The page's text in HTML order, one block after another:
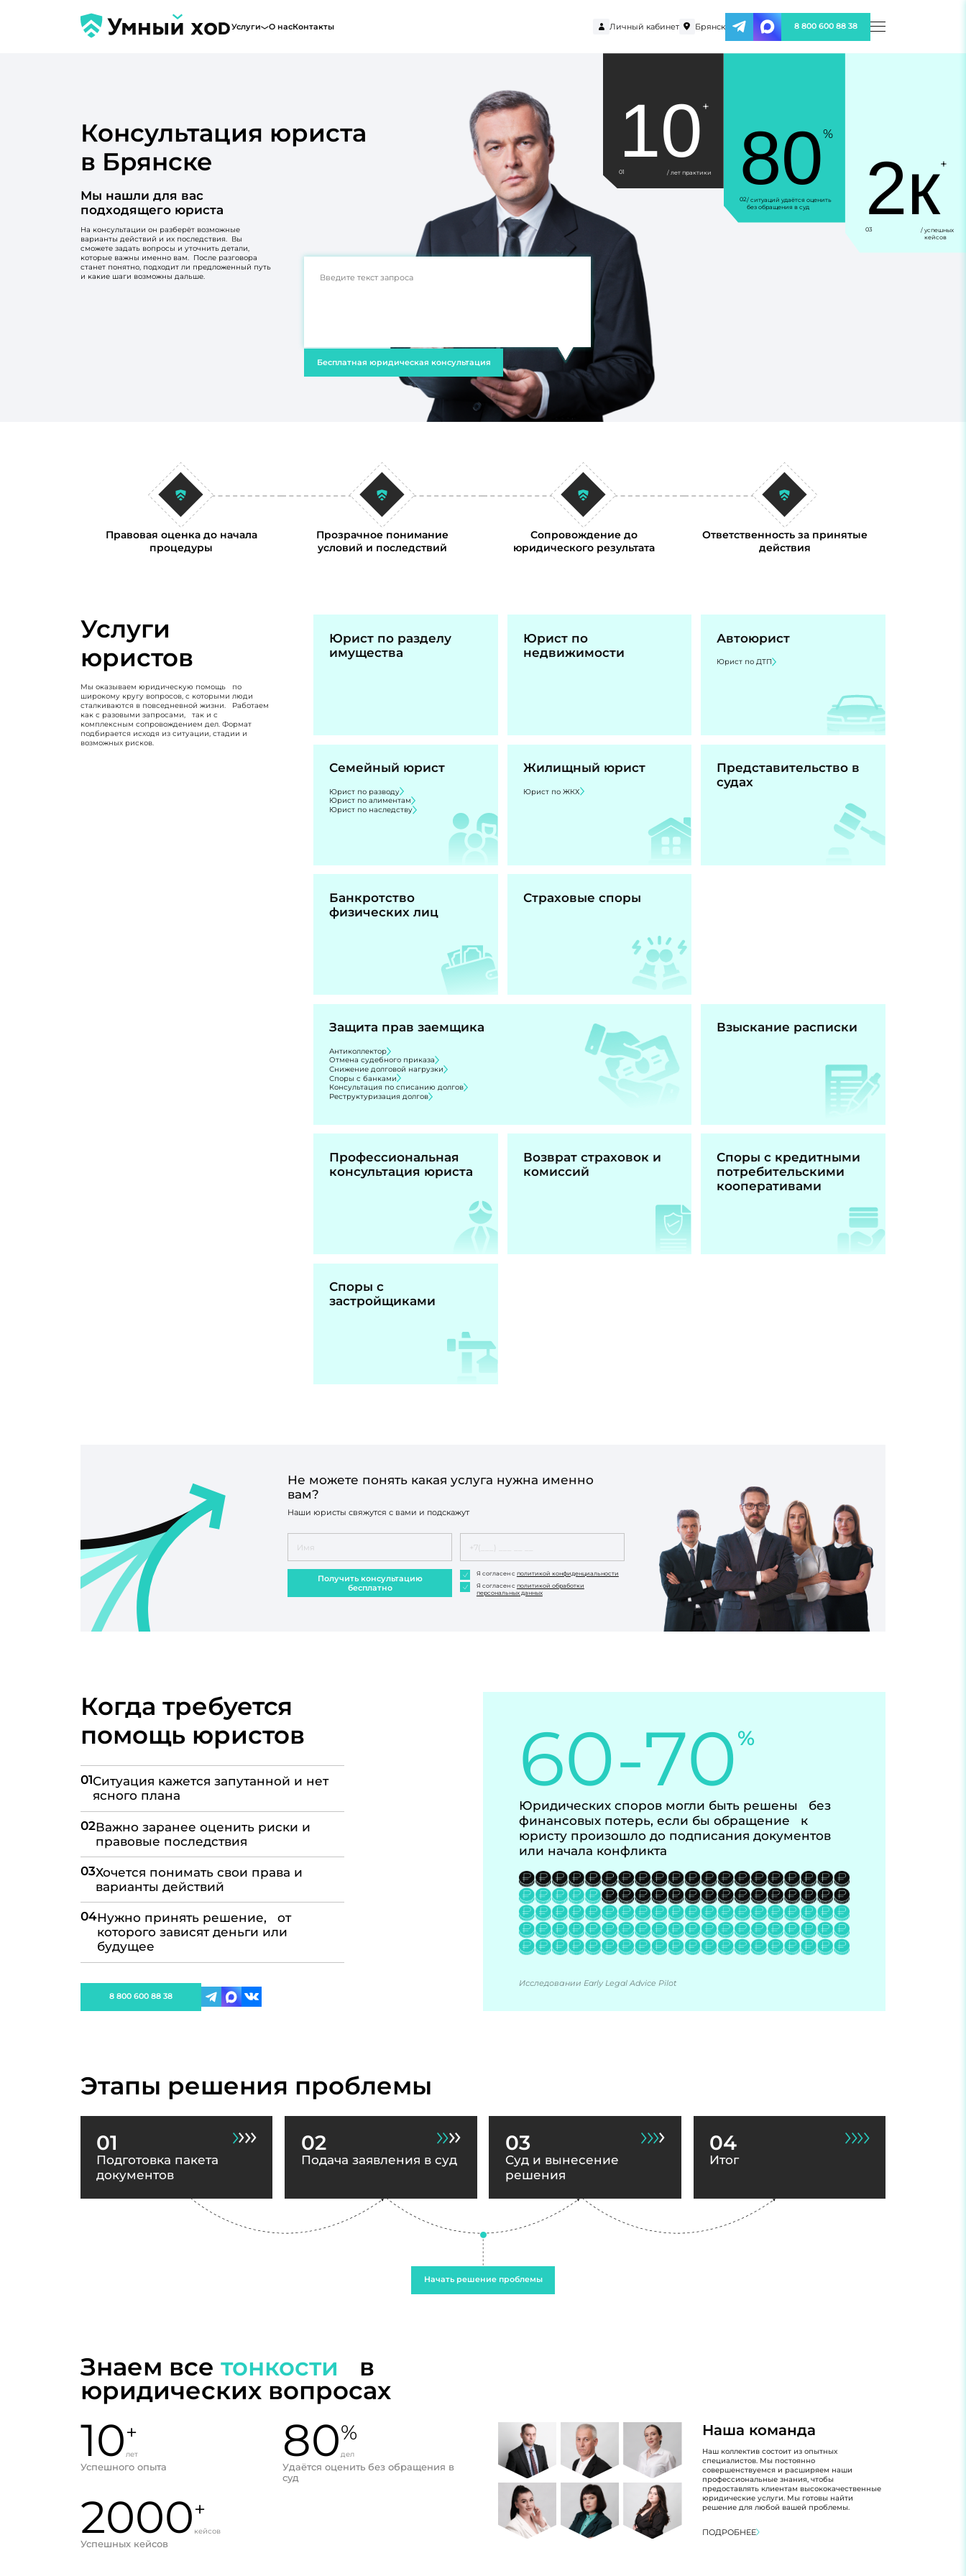
Услуги О насКонтакты Личный кабинет Брянск 8 800 600 88 38
Консультация юриста
в Брянске
Мы нашли для вас
подходящего юриста
На консультации он разберёт возможные
варианты действий и их последствия. Вы
сможете задать вопросы и уточнить детали,
которые важны именно вам. После разговора
станет понятно, подходит ли предложенный путь
и какие шаги возможны дальше.
Бесплатная юридическая консультация
10 +
01 / лет практики 80%
02/ ситуаций удаётся оценить
без обращения в суд
2к+
03
/ успешных
кейсов
Правовая оценка до начала
процедуры
Прозрачное понимание
условий и последствий
Сопровождение до
юридического результата
Ответственность за принятые
действия
Услуги
юристов
Мы оказываем юридическую помощь по
широкому кругу вопросов, с которыми люди
сталкиваются в повседневной жизни. Работаем
как с разовыми запросами, так и с
комплексным сопровождением дел. Формат
подбирается исходя из ситуации, стадии и
возможных рисков.
Юрист по разделу
имущества
Юрист по
недвижимости
Автоюрист
Юрист по ДТП
Семейный юрист
Юрист по разводу
Юрист по алиментам
Юрист по наследству
Жилищный юрист
Юрист по ЖКХ
Представительство в
судах
Банкротство
физических лиц
Страховые споры
Защита прав заемщика
Антиколлектор
Отмена судебного приказа
Снижение долговой нагрузки
Споры с банками
Консультация по списанию долгов
Реструктуризация долгов
Взыскание расписки
Профессиональная
консультация юриста
Возврат страховок и
комиссий
Споры с кредитными
потребительскими
кооперативами
Споры с
застройщиками
Не можете понять какая услуга нужна именно
вам?
Наши юристы свяжутся с вами и подскажут
Получить консультацию
бесплатно
Я согласен с политикой конфиденциальности
Я согласен с политикой обработки
персональных данных
Когда требуется
помощь юристов
01Ситуация кажется запутанной и нет
ясного плана
02Важно заранее оценить риски и
правовые последствия
03Хочется понимать свои права и
варианты действий
04Нужно принять решение, от
которого зависят деньги или
будущее
8 800 600 88 38
60-70%
Юридических споров могли быть решены без
финансовых потерь, если бы обращение к
юристу произошло до подписания документов
или начала конфликта
Исследовании Early Legal Advice Pilot
Этапы решения проблемы
01
Подготовка пакета
документов
02
Подача заявления в суд
03
Суд и вынесение
решения
04
Итог
Начать решение проблемы
Знаем все тонкости в
юридических вопросах
10+
лет
Успешного опыта
80%
дел
Удаётся оценить без обращения в
суд
2000+
кейсов
Успешных кейсов
Наша команда
Наш коллектив состоит из опытных
специалистов. Мы постоянно
совершенствуемся и расширяем наши
профессиональные знания, чтобы
предоставлять клиентам высококачественные
юридические услуги. Мы готовы найти
решение для любой вашей проблемы.
ПОДРОБНЕЕ